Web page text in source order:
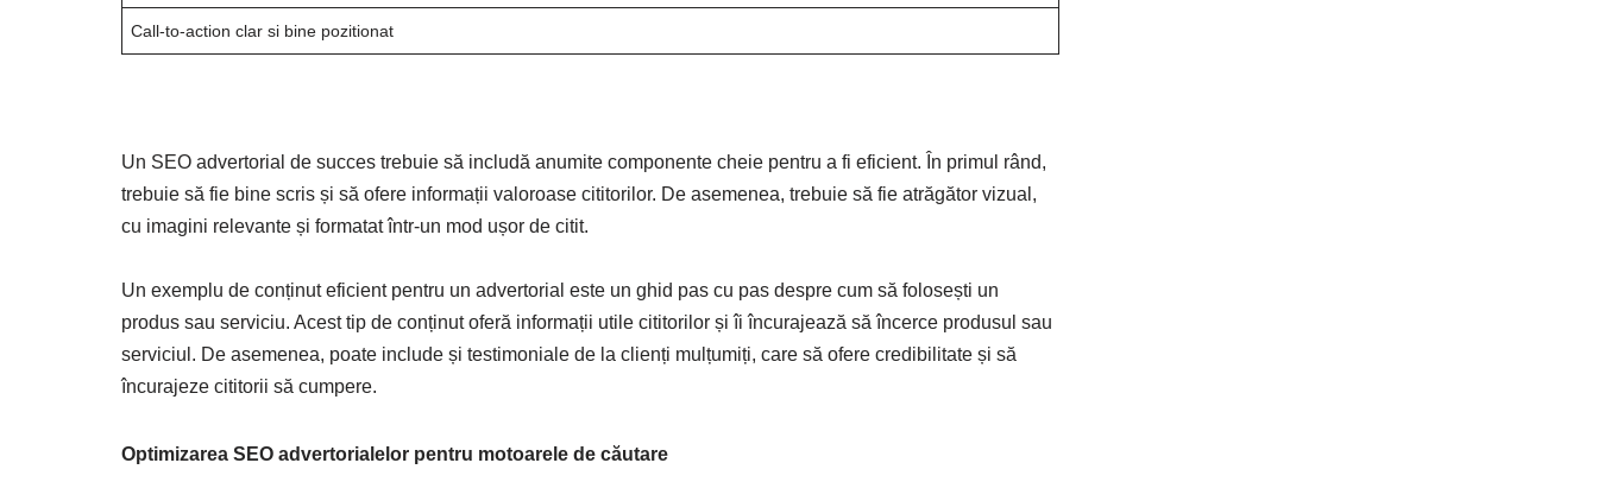
Call-to-action clar si bine pozitionat
Un SEO advertorial de succes trebuie să includă anumite componente cheie pentru a fi eficient. În primul rând,
trebuie să fie bine scris și să ofere informații valoroase cititorilor. De asemenea, trebuie să fie atrăgător vizual,
cu imagini relevante și formatat într-un mod ușor de citit.
Un exemplu de conținut eficient pentru un advertorial este un ghid pas cu pas despre cum să folosești un
produs sau serviciu. Acest tip de conținut oferă informații utile cititorilor și îi încurajează să încerce produsul sau
serviciul. De asemenea, poate include și testimoniale de la clienți mulțumiți, care să ofere credibilitate și să
încurajeze cititorii să cumpere.
Optimizarea SEO advertorialelor pentru motoarele de căutare